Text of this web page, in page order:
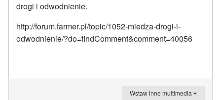
drogi i odwodnienie.
http://forum.farmer.pl/topic/1052-miedza-drogi-i-
odwodnienie/?do=findComment&comment=40056
Wstaw inne multimedia